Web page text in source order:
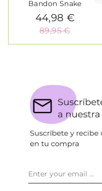
Bandon Snake
44,98 €
89,95 €